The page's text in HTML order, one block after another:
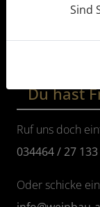
Sind
Du hast
Ruf uns doch
034464 / 27 133
Oder schicke